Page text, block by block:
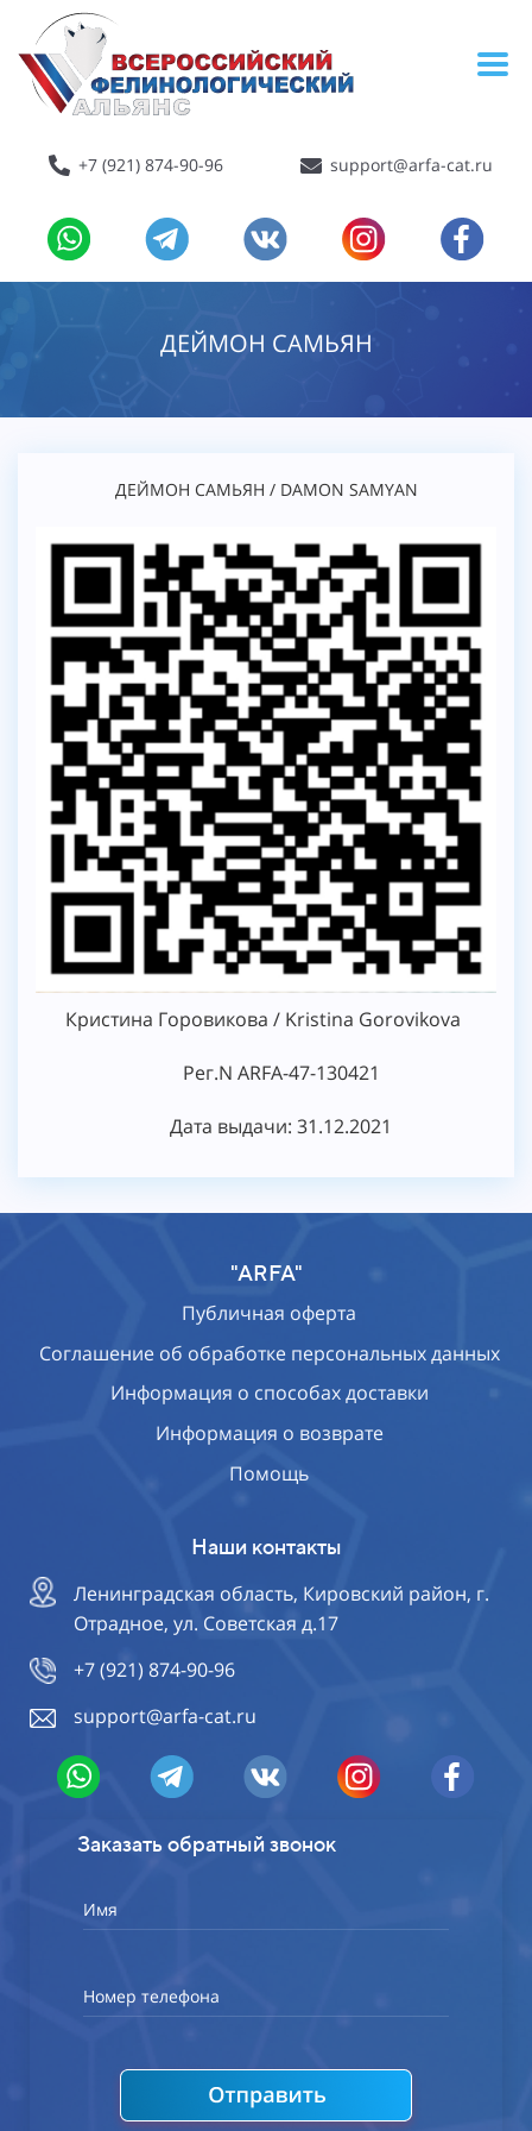
+7 (921) 874-90-96 support@arfa-cat.ru
ДЕЙМОН САМЬЯН
ДЕЙМОН САМЬЯН / DAMON SAMYAN
Кристина Горовикова / Kristina Gorovikova
Рег.N ARFA-47-130421
Дата выдачи: 31.12.2021
"ARFA"
Публичная оферта
Соглашение об обработке персональных данных
Информация о способах доставки
Информация о возврате
Помощь
Наши контакты
Ленинградская область, Кировский район, г.
Отрадное, ул. Советская д.17
+7 (921) 874-90-96
support@arfa-cat.ru
Заказать обратный звонок
Имя
Номер телефона